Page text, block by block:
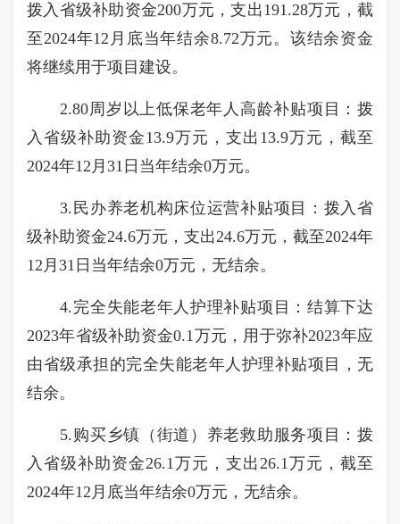
拨入省级补助资金200万元，支出191.28万元，截
至2024年12月底当年结余8.72万元。该结余资金
将继续用于项目建设。
2.80周岁以上低保老年人高龄补贴项目：拨
入省级补助资金13.9万元，支出13.9万元，截至
2024年12月31日当年结余0万元。
3.民办养老机构床位运营补贴项目：拨入省
级补助资金24.6万元，支出24.6万元，截至2024年
12月31日当年结余0万元，无结余。
4.完全失能老年人护理补贴项目：结算下达
2023年省级补助资金0.1万元，用于弥补2023年应
由省级承担的完全失能老年人护理补贴项目，无
结余。
5.购买乡镇（街道）养老救助服务项目：拨
入省级补助资金26.1万元，支出26.1万元，截至
2024年12月底当年结余0万元，无结余。